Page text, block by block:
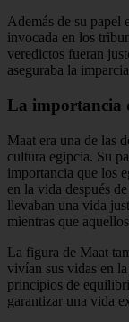
Además de su papel
invocada en los
veredictos fueran
aseguraba la
La importancia
Maat era una de las
cultura egipcia. Su
importancia que los
en la vida después
llevaban una vida
mientras que
La figura de Maat
vivían sus vidas en
principios de
garantizar una vida